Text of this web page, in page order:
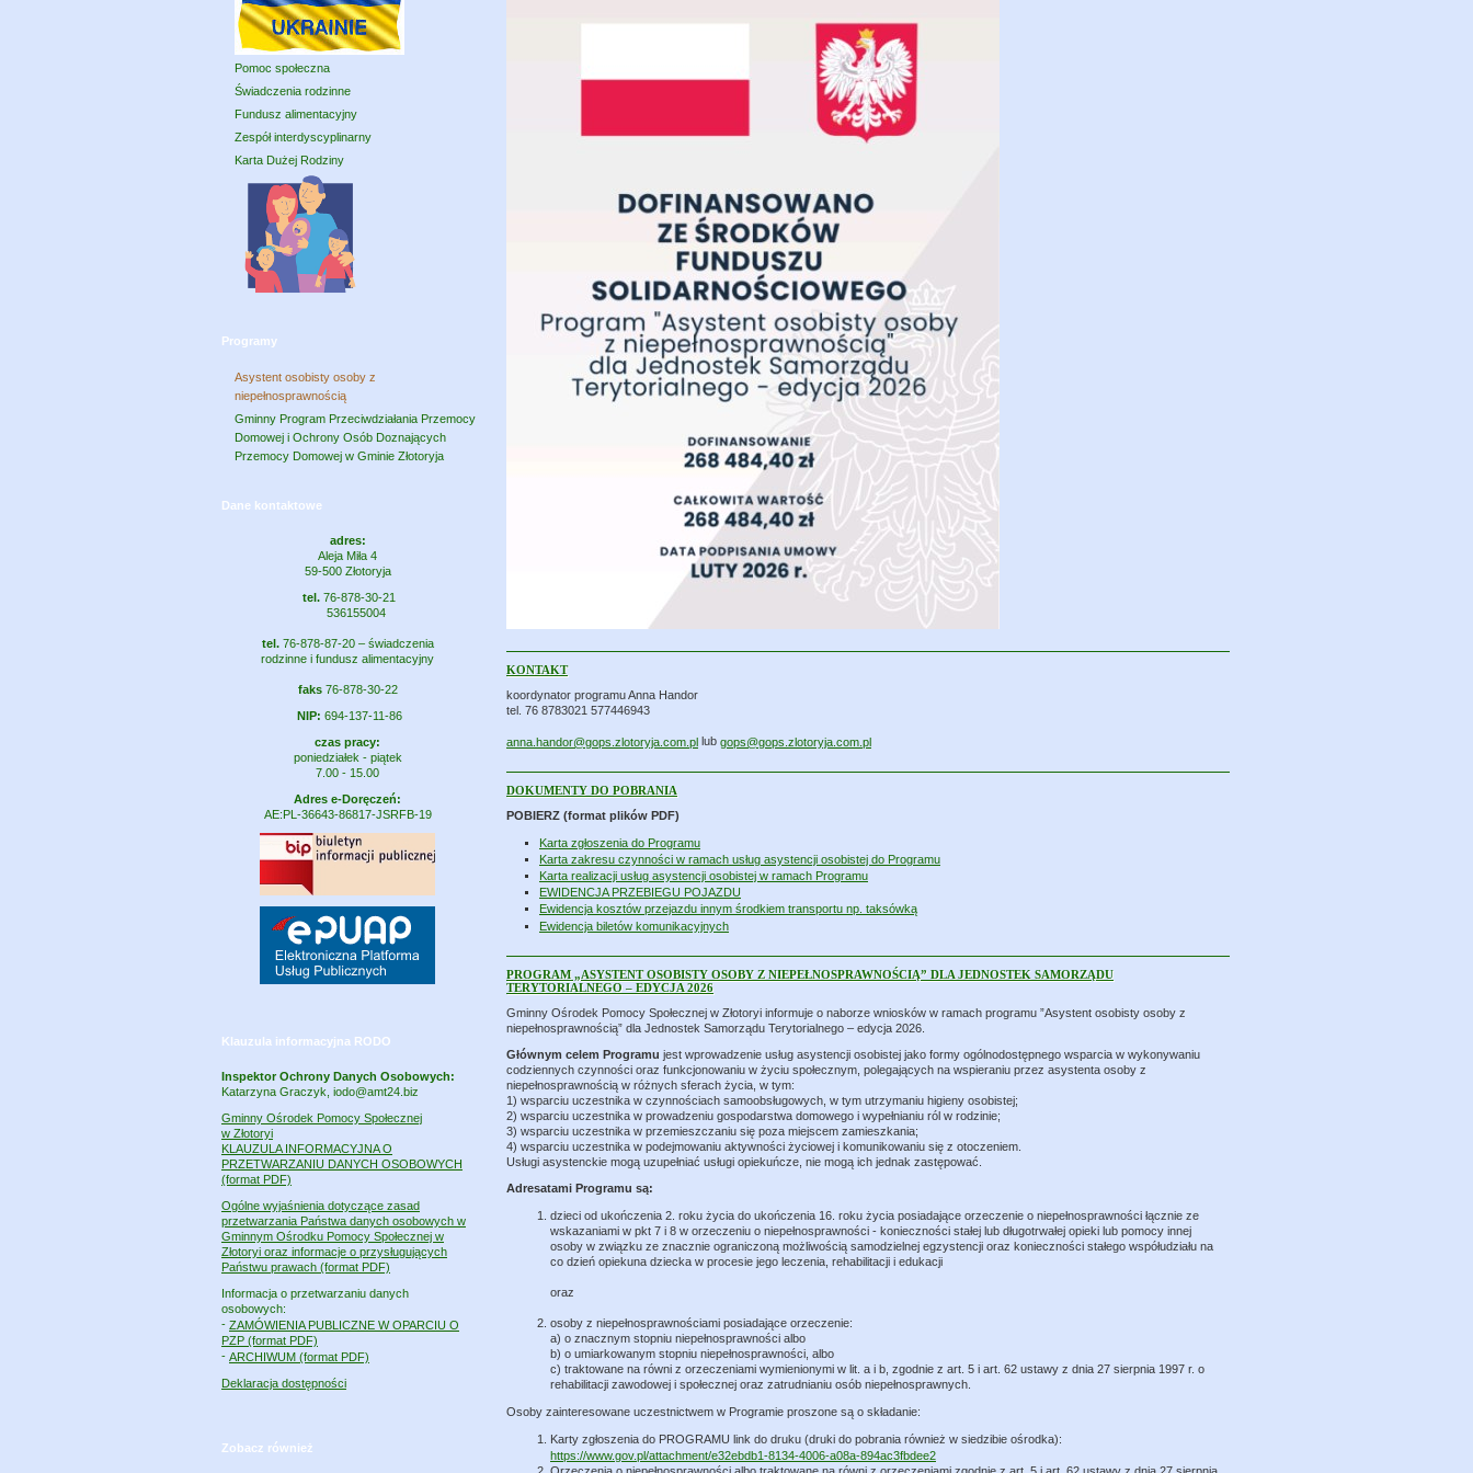
Pomoc społeczna
Świadczenia rodzinne
Fundusz alimentacyjny
Zespół interdyscyplinarny
Karta Dużej Rodziny
Programy
Asystent osobisty osoby z
niepełnosprawnością
Gminny Program Przeciwdziałania Przemocy
Domowej i Ochrony Osób Doznających
Przemocy Domowej w Gminie Złotoryja
Dane kontaktowe
adres:
Aleja Miła 4
59-500 Złotoryja
tel. 76-878-30-21
536155004
tel.76-878-87-20 – świadczenia
rodzinne i fundusz alimentacyjny
faks76-878-30-22
NIP: 694-137-11-86
czas pracy:
poniedziałek - piątek
7.00 - 15.00
Adres e-Doręczeń:
AE:PL-36643-86817-JSRFB-19
Klauzula informacyjna RODO
Inspektor Ochrony Danych Osobowych:
Katarzyna Graczyk, iodo@amt24.biz
Gminny Ośrodek Pomocy Społecznej
w Złotoryi
KLAUZULA INFORMACYJNA O
PRZETWARZANIU DANYCH OSOBOWYCH
(format PDF)
Ogólne wyjaśnienia dotyczące zasad
przetwarzania Państwa danych osobowych w
Gminnym Ośrodku Pomocy Społecznej w
Złotoryi oraz informacje o przysługujących
Państwu prawach (format PDF)
Informacja o przetwarzaniu danych
osobowych:
- ZAMÓWIENIA PUBLICZNE W OPARCIU O
PZP (format PDF)
- ARCHIWUM (format PDF)
Deklaracja dostępności
Zobacz również
KONTAKT
koordynator programu Anna Handor
tel. 76 8783021 577446943
anna.handor@gops.zlotoryja.com.pl lub gops@gops.zlotoryja.com.pl
DOKUMENTY DO POBRANIA
POBIERZ (format plików PDF)
Karta zgłoszenia do Programu
Karta zakresu czynności w ramach usług asystencji osobistej do Programu
Karta realizacji usług asystencji osobistej w ramach Programu
EWIDENCJA PRZEBIEGU POJAZDU
Ewidencja kosztów przejazdu innym środkiem transportu np. taksówką
Ewidencja biletów komunikacyjnych
PROGRAM „ASYSTENT OSOBISTY OSOBY Z NIEPEŁNOSPRAWNOŚCIĄ” DLA JEDNOSTEK SAMORZĄDU
TERYTORIALNEGO – EDYCJA 2026
Gminny Ośrodek Pomocy Społecznej w Złotoryi informuje o naborze wniosków w ramach programu ”Asystent osobisty osoby z
niepełnosprawnością” dla Jednostek Samorządu Terytorialnego – edycja 2026.
Głównym celem Programu jest wprowadzenie usług asystencji osobistej jako formy ogólnodostępnego wsparcia w wykonywaniu
codziennych czynności oraz funkcjonowaniu w życiu społecznym, polegających na wspieraniu przez asystenta osoby z
niepełnosprawnością w różnych sferach życia, w tym:
1) wsparciu uczestnika w czynnościach samoobsługowych, w tym utrzymaniu higieny osobistej;
2) wsparciu uczestnika w prowadzeniu gospodarstwa domowego i wypełnianiu ról w rodzinie;
3) wsparciu uczestnika w przemieszczaniu się poza miejscem zamieszkania;
4) wsparciu uczestnika w podejmowaniu aktywności życiowej i komunikowaniu się z otoczeniem.
Usługi asystenckie mogą uzupełniać usługi opiekuńcze, nie mogą ich jednak zastępować.
Adresatami Programu są:
dzieci od ukończenia 2. roku życia do ukończenia 16. roku życia posiadające orzeczenie o niepełnosprawności łącznie ze
wskazaniami w pkt 7 i 8 w orzeczeniu o niepełnosprawności - konieczności stałej lub długotrwałej opieki lub pomocy innej
osoby w związku ze znacznie ograniczoną możliwością samodzielnej egzystencji oraz konieczności stałego współudziału na
co dzień opiekuna dziecka w procesie jego leczenia, rehabilitacji i edukacji
oraz
osoby z niepełnosprawnościami posiadające orzeczenie:
a) o znacznym stopniu niepełnosprawności albo
b) o umiarkowanym stopniu niepełnosprawności, albo
c) traktowane na równi z orzeczeniami wymienionymi w lit. a i b, zgodnie z art. 5 i art. 62 ustawy z dnia 27 sierpnia 1997 r. o
rehabilitacji zawodowej i społecznej oraz zatrudnianiu osób niepełnosprawnych.
Osoby zainteresowane uczestnictwem w Programie proszone są o składanie:
Karty zgłoszenia do PROGRAMU link do druku (druki do pobrania również w siedzibie ośrodka):
https://www.gov.pl/attachment/e32ebdb1-8134-4006-a08a-894ac3fbdee2